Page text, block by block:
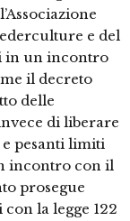
e del
in un incontro
il decreto
delle
di liberare
pesanti limiti
incontro con il
prosegue
la legge 122